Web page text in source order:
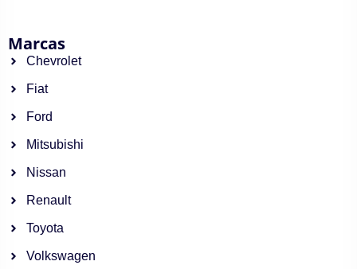
Marcas
Chevrolet
Fiat
Ford
Mitsubishi
Nissan
Renault
Toyota
Volkswagen